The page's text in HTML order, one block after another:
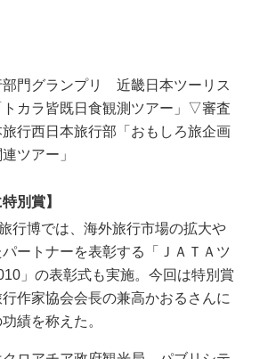
部門グランプリ 近畿日本ツーリス
トカラ皆既日食観測ツアー」▽審査
行西日本旅行部「おもしろ旅企画
ツアー」
別賞】
行博では、海外旅行市場の拡大や
ートナーを表彰する「ＪＡＴＡツ
」の表彰式も実施。今回は特別賞
作家協会会長の兼高かおるさんに
績を称えた。